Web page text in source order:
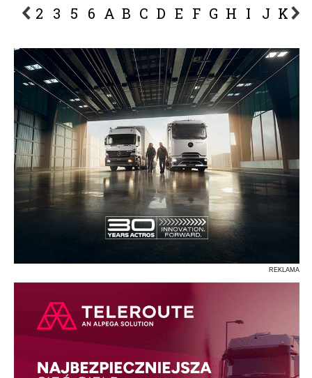
2 3 5 6 A B C D E F G H I J K L
REKLAMA